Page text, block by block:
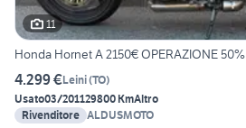
11
Honda Hornet A 2150€ OPERAZIONE 50%
4.299 €Leini(TO)
Usato03/201129800 KmAltro
Rivenditore ALDUSMOTO